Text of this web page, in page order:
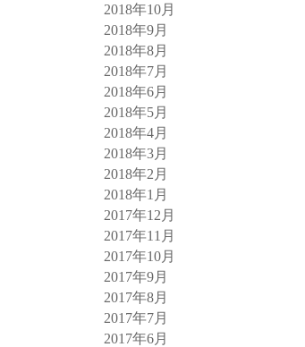
2018年10月
2018年9月
2018年8月
2018年7月
2018年6月
2018年5月
2018年4月
2018年3月
2018年2月
2018年1月
2017年12月
2017年11月
2017年10月
2017年9月
2017年8月
2017年7月
2017年6月